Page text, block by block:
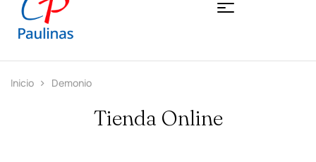
Inicio Demonio
Tienda Online